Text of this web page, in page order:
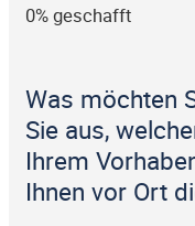
0% geschafft
Was möchten
Sie aus,
Ihrem
Ihnen vor Ort